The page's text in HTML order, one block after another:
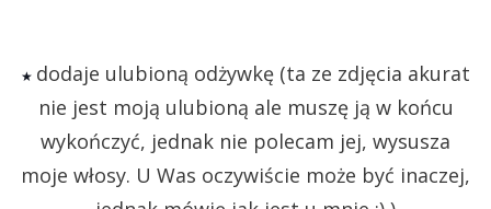
★ dodaje ulubioną odżywkę (ta ze zdjęcia akurat
nie jest moją ulubioną ale muszę ją w końcu
wykończyć, jednak nie polecam jej, wysusza
moje włosy. U Was oczywiście może być inaczej,